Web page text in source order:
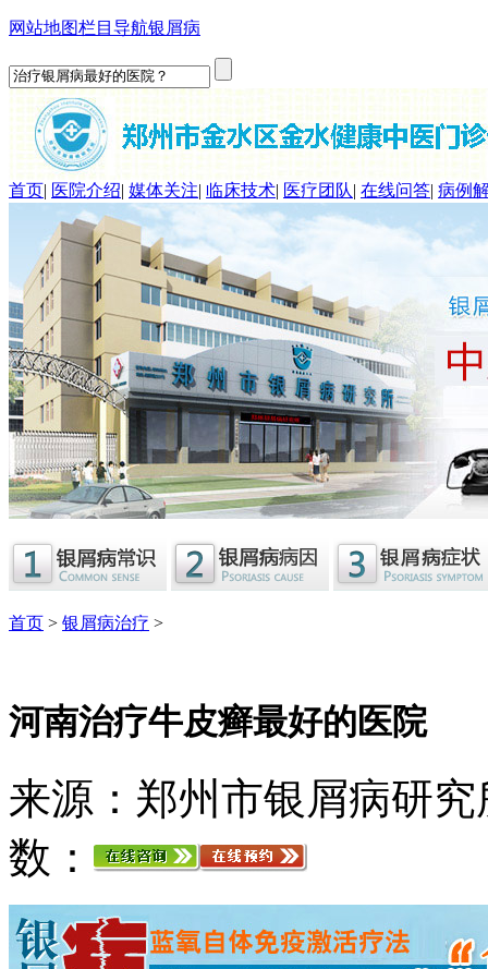
网站地图栏目导航银屑病
首页| 医院介绍| 媒体关注| 临床技术| 医疗团队| 在线问答| 病例
首页 > 银屑病治疗 >
河南治疗牛皮癣最好的医院
来源：郑州市银屑病研究
数：